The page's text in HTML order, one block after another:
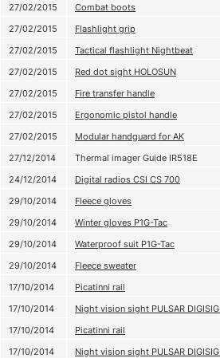
27/02/2015
Combat boots
27/02/2015
Flashlight grip
27/02/2015
Tactical flashlight Nightbeat
27/02/2015
Red dot sight HOLOSUN
27/02/2015
Fire transfer handle
27/02/2015
Ergonomic pistol handle
27/02/2015
Modular handguard for AK
27/12/2014
Thermal imager Guide IR518E
24/12/2014
Digital radios CSI CS 700
29/10/2014
Fleece gloves
29/10/2014
Winter gloves P1G-Tac
29/10/2014
Waterproof suit P1G-Tac
29/10/2014
Fleece sweater
17/10/2014
Picatinni rail
17/10/2014
Night vision sight PULSAR
17/10/2014
Picatinni rail
17/10/2014
Night vision sight PULSAR